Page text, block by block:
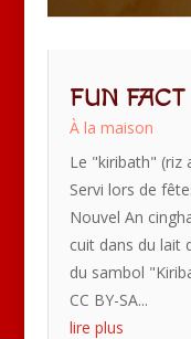
FUN
À la maison
Le "kiribath" (riz
Servi lors de
Nouvel An
cuit dans du lait
du sambol
CC BY-SA...
lire plus